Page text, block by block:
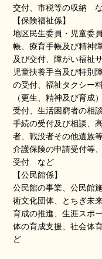
交付、市税等の収納
【保険福祉係】
地区民生委員・児童委
帳、療育手帳及び精神
及び交付、障がい福祉
児童扶養手当及び特別
の受付、福祉タクシー
（更生、精神及び育成
受付、生活困窮者の相
手続の受付及び相談、
者、戦没者その他遺族
介護保険の申請受付等
受付 など
【公民館係】
公民館の事業、公民館
術文化団体、とちぎ未
育成の推進、生涯スポ
体の育成支援、社会体
ど